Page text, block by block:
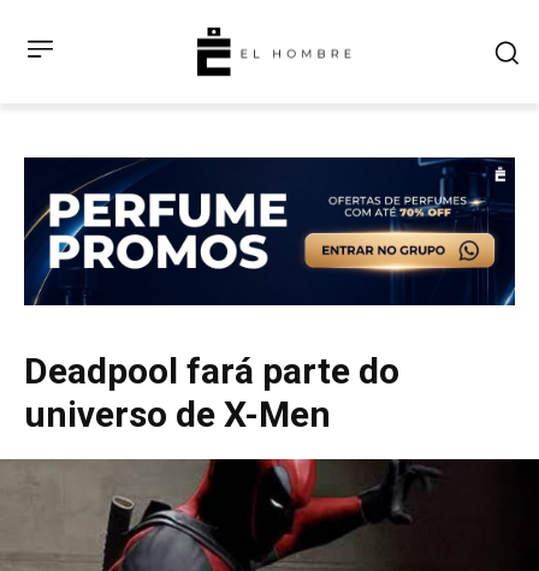
Deadpool fará parte do
universo de X-Men